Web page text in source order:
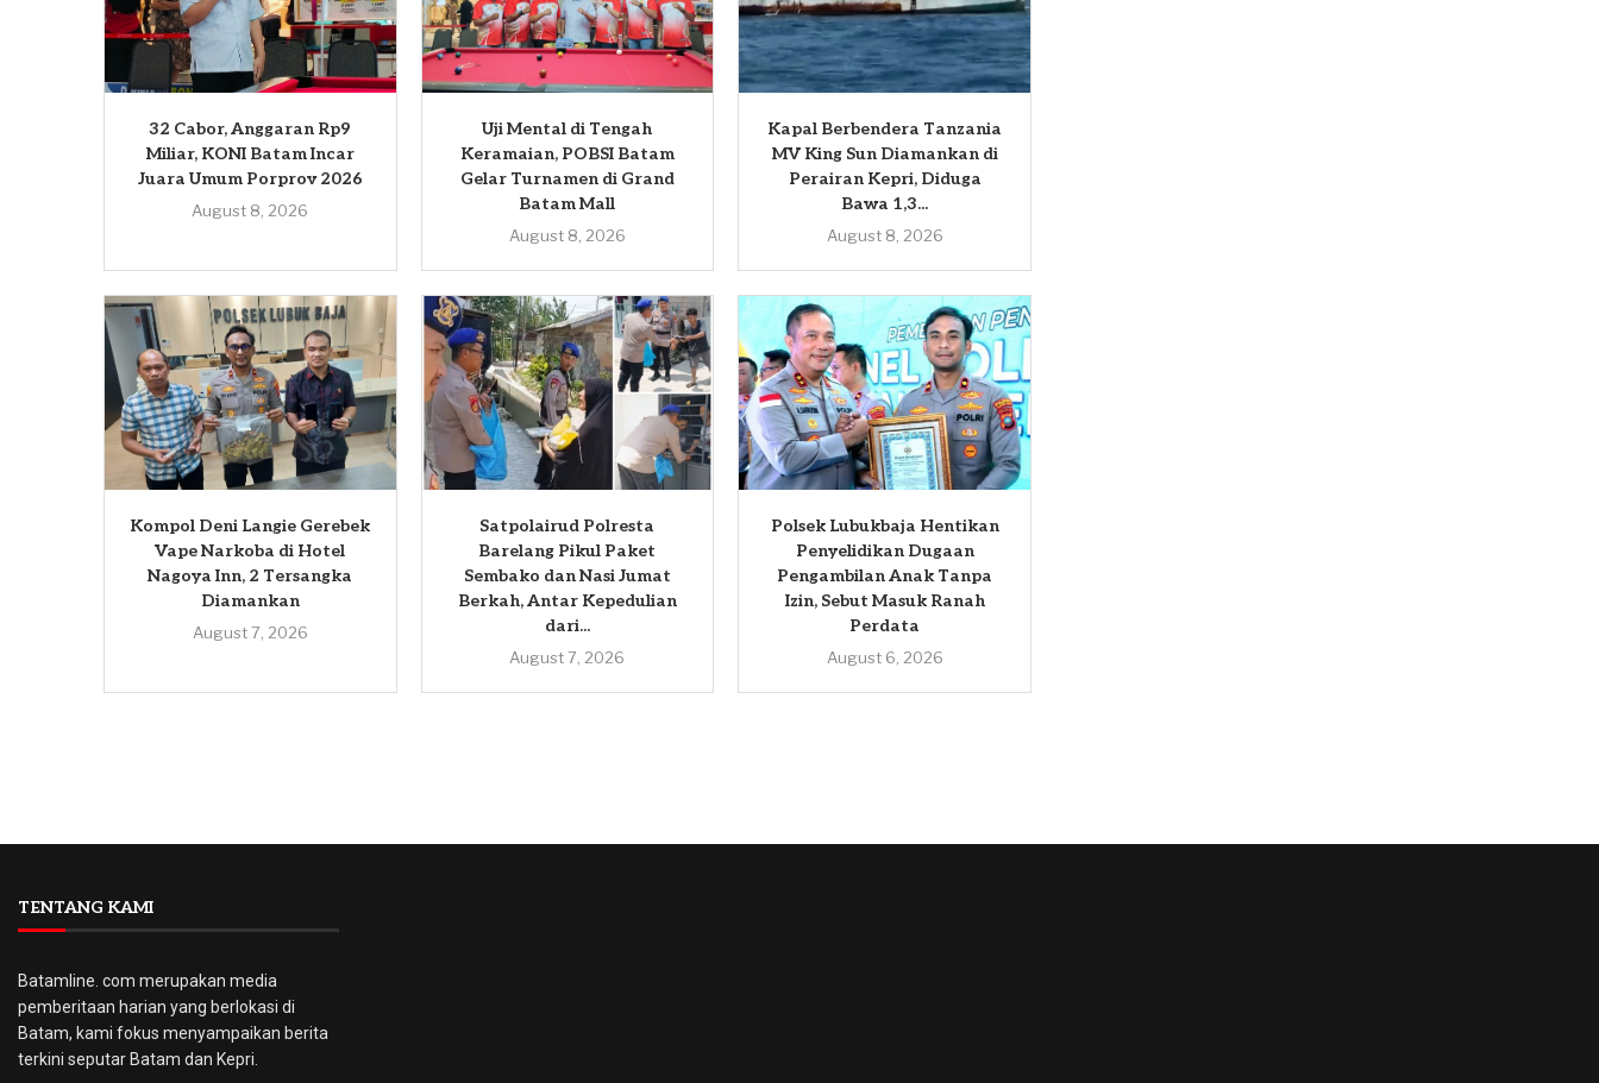
32 Cabor, Anggaran Rp9
Miliar, KONI Batam Incar
Juara Umum Porprov 2026
August 8, 2026
Uji Mental di Tengah
Keramaian, POBSI Batam
Gelar Turnamen di Grand
Batam Mall
August 8, 2026
Kapal Berbendera Tanzania
MV King Sun Diamankan di
Perairan Kepri, Diduga
Bawa 1,3...
August 8, 2026
Kompol Deni Langie Gerebek
Vape Narkoba di Hotel
Nagoya Inn, 2 Tersangka
Diamankan
August 7, 2026
Satpolairud Polresta
Barelang Pikul Paket
Sembako dan Nasi Jumat
Berkah, Antar Kepedulian
dari...
August 7, 2026
Polsek Lubukbaja Hentikan
Penyelidikan Dugaan
Pengambilan Anak Tanpa
Izin, Sebut Masuk Ranah
Perdata
August 6, 2026
TENTANG KAMI
Batamline. com merupakan media
pemberitaan harian yang berlokasi di
Batam, kami fokus menyampaikan berita
terkini seputar Batam dan Kepri.